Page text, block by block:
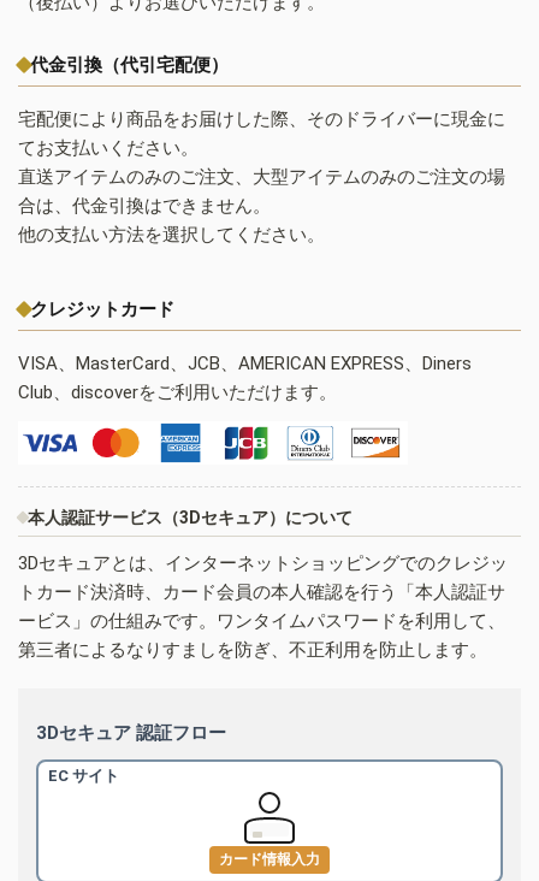
代金引換（代引宅配便）
宅配便により商品をお届けした際、そのドライバーに現金に
てお支払いください。
直送アイテムのみのご注文、大型アイテムのみのご注文の場
合は、代金引換はできません。
他の支払い方法を選択してください。
クレジットカード
VISA、MasterCard、JCB、AMERICAN EXPRESS、Diners
Club、discoverをご利用いただけます。
本人認証サービス（3Dセキュア）について
3Dセキュアとは、インターネットショッピングでのクレジッ
トカード決済時、カード会員の本人確認を行う「本人認証サ
ービス」の仕組みです。ワンタイムパスワードを利用して、
第三者によるなりすましを防ぎ、不正利用を防止します。
3Dセキュア 認証フロー
EC サイト
カード情報入力